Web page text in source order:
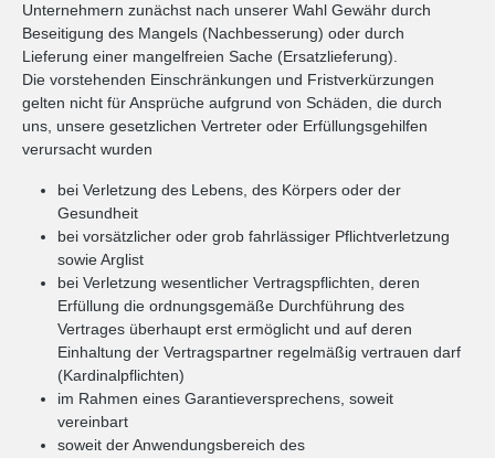
Unternehmern zunächst nach unserer Wahl Gewähr durch
Beseitigung des Mangels (Nachbesserung) oder durch
Lieferung einer mangelfreien Sache (Ersatzlieferung).
Die vorstehenden Einschränkungen und Fristverkürzungen
gelten nicht für Ansprüche aufgrund von Schäden, die durch
uns, unsere gesetzlichen Vertreter oder Erfüllungsgehilfen
verursacht wurden
bei Verletzung des Lebens, des Körpers oder der
Gesundheit
bei vorsätzlicher oder grob fahrlässiger Pflichtverletzung
sowie Arglist
bei Verletzung wesentlicher Vertragspflichten, deren
Erfüllung die ordnungsgemäße Durchführung des
Vertrages überhaupt erst ermöglicht und auf deren
Einhaltung der Vertragspartner regelmäßig vertrauen darf
(Kardinalpflichten)
im Rahmen eines Garantieversprechens, soweit
vereinbart
soweit der Anwendungsbereich des